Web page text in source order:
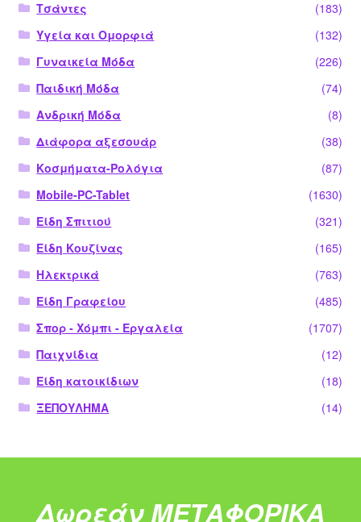
Τσάντες
(183)
Υγεία και Ομορφιά
(132)
Γυναικεία Μόδα
(226)
Παιδική Μόδα
(74)
Ανδρική Μόδα
(8)
Διάφορα αξεσουάρ
(38)
Κοσμήματα-Ρολόγια
(87)
Mobile-PC-Tablet
(1630)
Είδη Σπιτιού
(321)
Είδη Κουζίνας
(165)
Ηλεκτρικά
(763)
Είδη Γραφείου
(485)
Σπορ - Χόμπι - Εργαλεία
(1707)
Παιχνίδια
(12)
Είδη κατοικίδιων
(18)
ΞΕΠΟΥΛΗΜΑ
(14)
Δωρεάν ΜΕΤΑΦΟΡΙΚΑ